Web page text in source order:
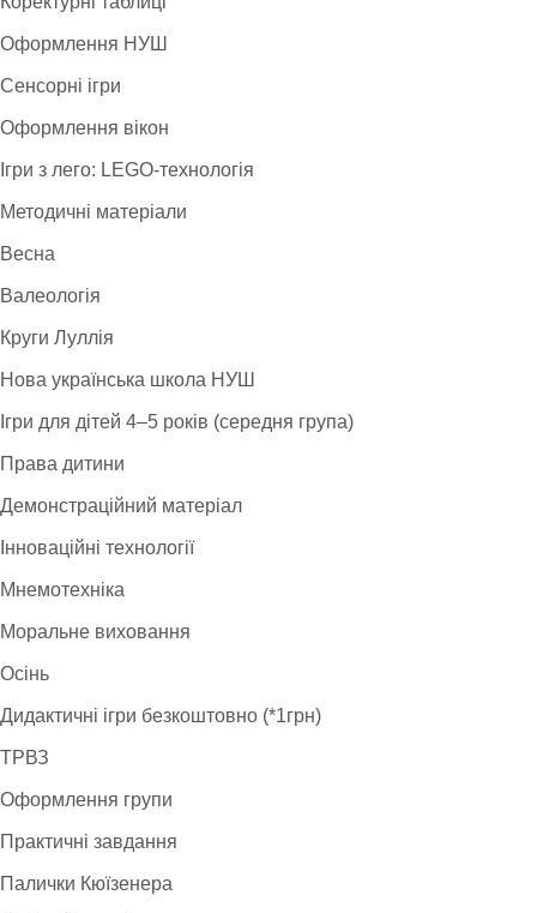
Оформлення НУШ
Сенсорні ігри
Оформлення вікон
Ігри з лего: LEGO-технологія
Методичні матеріали
Весна
Валеологія
Круги Луллія
Нова українська школа НУШ
Ігри для дітей 4–5 років (середня група)
Права дитини
Демонстраційний матеріал
Інноваційні технології
Мнемотехніка
Моральне виховання
Осінь
Дидактичні ігри безкоштовно (*1грн)
ТРВЗ
Оформлення групи
Практичні завдання
Палички Кюїзенера